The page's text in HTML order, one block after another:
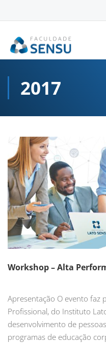
2017
Workshop – Alta
Apresentação O evento faz
Profissional, do Instituto
desenvolvimento de
programas de educação